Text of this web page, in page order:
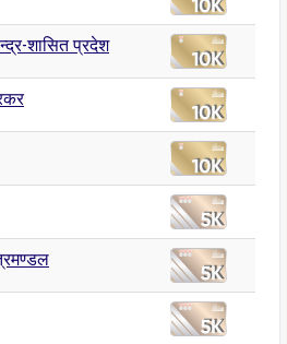
शासित प्रदेश